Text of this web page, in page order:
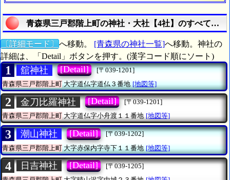
青森県三戸郡階上町の神社・大社【4社】のすべてを調
〔詳細モード〕 へ移動。 [青森県の神社一覧]へ移動。神社の
詳細は、「Detail」ボタンを押す。(漢字コード順にソート)
1 舘神社 [Detail]
[〒039-1201]
青森県三戸郡階上町大字道仏字道仏３番地 [地図等]
2 金刀比羅神社 [Detail]
[〒039-1201]
青森県三戸郡階上町大字道仏字小舟渡１１番地 [地図等]
3 潮山神社 [Detail]
[〒039-1202]
青森県三戸郡階上町大字赤保内字寺下１１番地 [地図等]
4 日吉神社 [Detail]
[〒039-1205]